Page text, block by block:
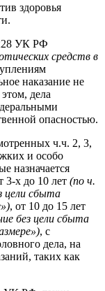
здоровья
УК РФ
средств в
наказание не
дела
опасностью.
ч.ч. 2, 3,
и особо
назначается
3-х до 10 лет (по ч.
цели сбыта
, от 10 до 15 лет
без цели сбыта
, с
дела, на
таких как